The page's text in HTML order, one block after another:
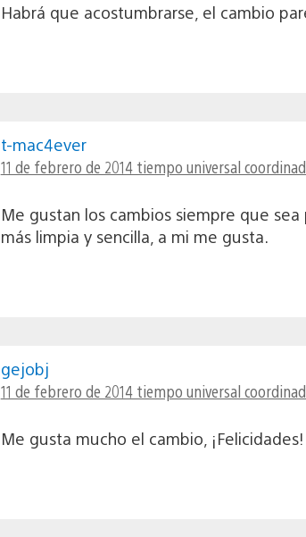
Habrá que acostumbrarse, el cambio
t-mac4ever
11 de febrero de 2014 tiempo universal
Me gustan los cambios siempre que
más limpia y sencilla, a mi me gusta.
gejobj
11 de febrero de 2014 tiempo universal
Me gusta mucho el cambio,